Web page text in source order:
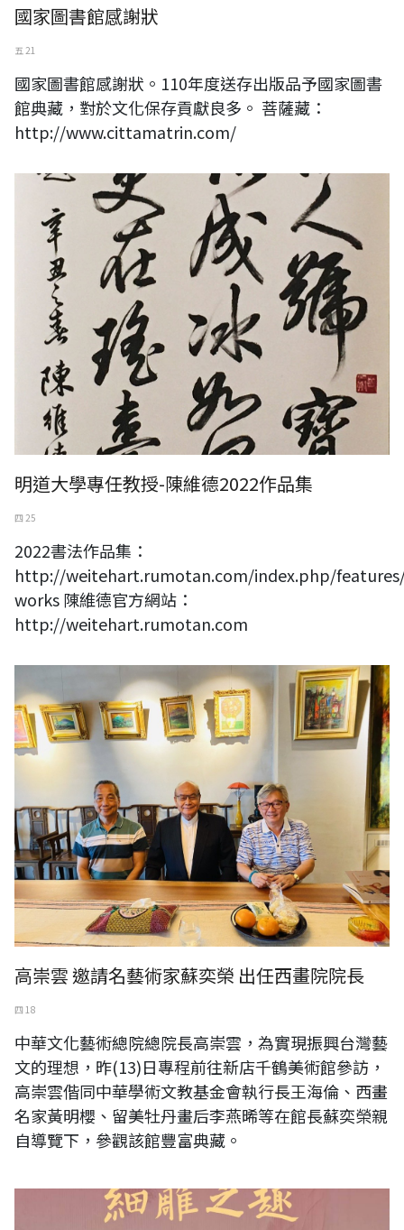
國家圖書館感謝狀
五 21
國家圖書館感謝狀。110年度送存出版品予國家圖書
館典藏，對於文化保存貢獻良多。 菩薩藏：
http://www.cittamatrin.com/
明道大學專任教授-陳維德2022作品集
四 25
2022書法作品集：
http://weitehart.rumotan.com/index.php/
works 陳維德官方網站：
http://weitehart.rumotan.com
高崇雲 邀請名藝術家蘇奕榮 出任西畫院院長
四 18
中華文化藝術總院總院長高崇雲，為實現振興台灣藝
文的理想，昨(13)日專程前往新店千鶴美術館參訪，
高崇雲偕同中華學術文教基金會執行長王海倫、西畫
名家黃明櫻、留美牡丹畫后李燕晞等在館長蘇奕榮親
自導覽下，參觀該館豐富典藏。
黃媽慶木雕畫展一細雕之趣